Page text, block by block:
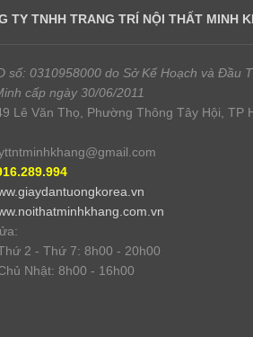
TY TNHH TRANG TRÍ NỘI THẤT MINH
số: 0310958000 do Sở Kế Hoạch và Đầu
cấp ngày 30/06/2011
Lê Văn Thọ, Phường Thông Tây Hội, TP
2 - Thứ 7: 8h00 - 20h00
Nhật: 8h00 - 16h00